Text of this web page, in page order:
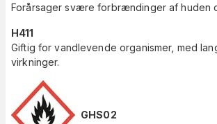
Forårsager svære forbrændinger af huden
H411
Giftig for vandlevende organismer, med
virkninger.
GHS02